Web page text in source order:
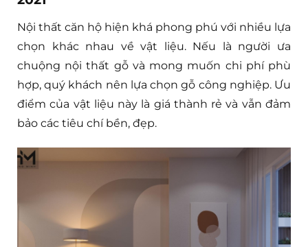
Nội thất căn hộ hiện khá phong phú với nhiều lựa
chọn khác nhau về vật liệu. Nếu là người ưa
chuộng nội thất gỗ và mong muốn chi phí phù
hợp, quý khách nên lựa chọn gỗ công nghiệp. Ưu
điểm của vật liệu này là giá thành rẻ và vẫn đảm
bảo các tiêu chí bền, đẹp.